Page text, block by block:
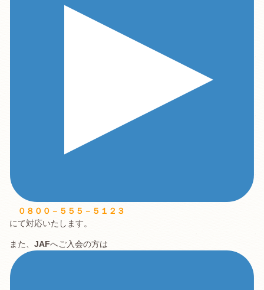
０８００－５５５－５１２３
にて対応いたします。
また、 JAFへご入会の方は